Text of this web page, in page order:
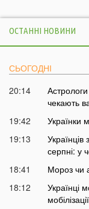
ОСТАННІ НОВИНИ
СЬОГОДНІ
20:14
чекають
19:42
Українки
19:13
серпні: у
18:41
Мороз чи
18:12
Українці